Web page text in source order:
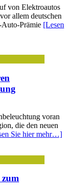
von Elektroautos
allem deutschen
Prämie [Lesen
voran
die den neuen
Sie hier mehr…]